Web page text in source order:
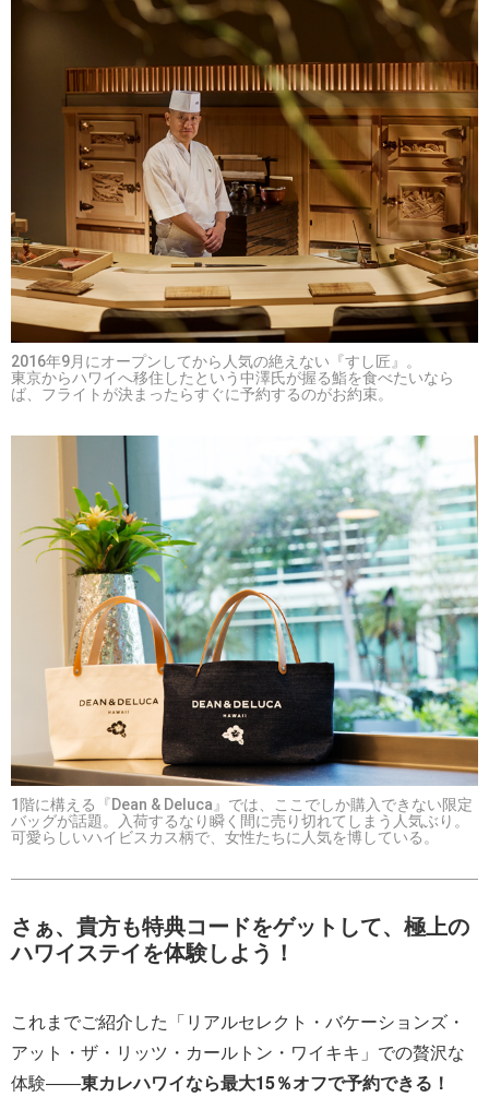
2016年9月にオープンしてから人気の絶えない『すし匠』。
東京からハワイへ移住したという中澤氏が握る鮨を食べたいなら
ば、フライトが決まったらすぐに予約するのがお約束。
1階に構える『Dean & Deluca』では、ここでしか購入できない限定
バッグが話題。入荷するなり瞬く間に売り切れてしまう人気ぶり。
可愛らしいハイビスカス柄で、女性たちに人気を博している。
さぁ、貴方も特典コードをゲットして、極上の
ハワイステイを体験しよう！
これまでご紹介した「リアルセレクト・バケーションズ・
アット・ザ・リッツ・カールトン・ワイキキ」での贅沢な
体験――東カレハワイなら最大15％オフで予約できる！